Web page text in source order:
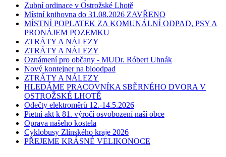
Zubní ordinace v Ostrožské Lhotě
Místní knihovna do 31.08.2026 ZAVŘENO
MÍSTNÍ POPLATEK ZA KOMUNÁLNÍ ODPAD, PSY A
PRONÁJEM POZEMKU
ZTRÁTY A NÁLEZY
ZTRÁTY A NÁLEZY
Oznámení pro občany - MUDr. Róbert Uhnák
Nový kontejner na bioodpad
ZTRÁTY A NÁLEZY
HLEDÁME PRACOVNÍKA SBĚRNÉHO DVORA V
OSTROŽSKÉ LHOTĚ
Odečty elektroměrů 12.-14.5.2026
Pietní akt k 81. výročí osvobození naší obce
Oprava našeho kostela
Cyklobusy Zlínského kraje 2026
PŘEJEME KRÁSNÉ VELIKONOCE